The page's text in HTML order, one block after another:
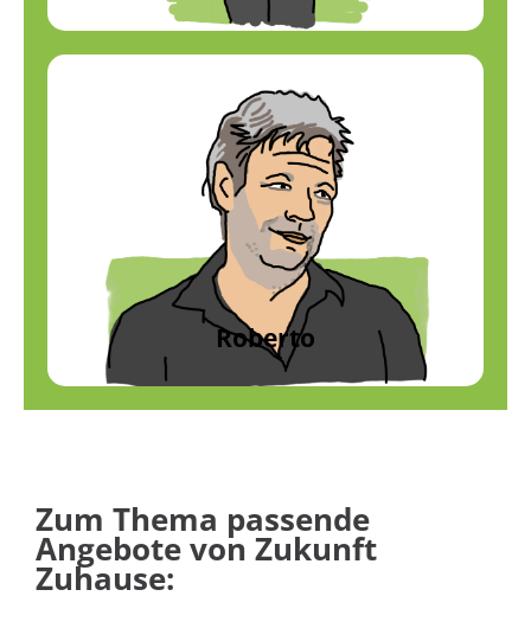
Roberto
Roberto
Das große Ganze
Zum Thema passende
Angebote von Zukunft
Zuhause: